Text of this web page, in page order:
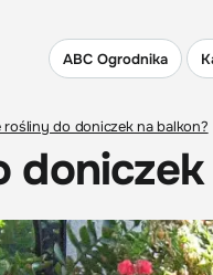
ABC Ogrodnika
rośliny do doniczek na balkon?